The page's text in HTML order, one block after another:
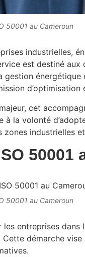
50001 au Cameroun
industrielles,
est destiné aux
d’optimisation
cet
la volonté
zones industrielles
50001
50001 au Cameroun
entreprises dans
démarche